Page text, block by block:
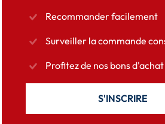
Recommander facilement
Surveiller la commande
Profitez de nos bons d'achat
S'INSCRIRE